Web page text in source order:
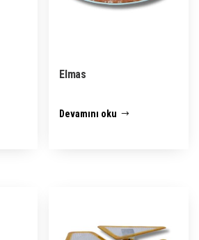
Elmas
Devamını oku